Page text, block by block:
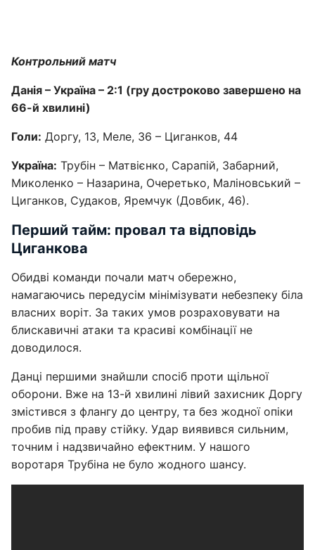
Контрольний матч
Данія – Україна – 2:1 (гру достроково завершено на
66-й хвилині)
Голи: Доргу, 13, Меле, 36 – Циганков, 44
Україна: Трубін – Матвієнко, Сарапій, Забарний,
Миколенко – Назарина, Очеретько, Маліновський –
Циганков, Судаков, Яремчук (Довбик, 46).
Перший тайм: провал та відповідь
Циганкова
Обидві команди почали матч обережно,
намагаючись передусім мінімізувати небезпеку біла
власних воріт. За таких умов розраховувати на
блискавичні атаки та красиві комбінації не
доводилося.
Данці першими знайшли спосіб проти щільної
оборони. Вже на 13-й хвилині лівий захисник Доргу
змістився з флангу до центру, та без жодної опіки
пробив під праву стійку. Удар виявився сильним,
точним і надзвичайно ефектним. У нашого
воротаря Трубіна не було жодного шансу.